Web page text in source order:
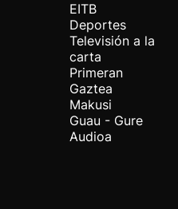
EITB
Deportes
Televisión a la
carta
Primeran
Gaztea
Makusi
Guau - Gure
Audioa